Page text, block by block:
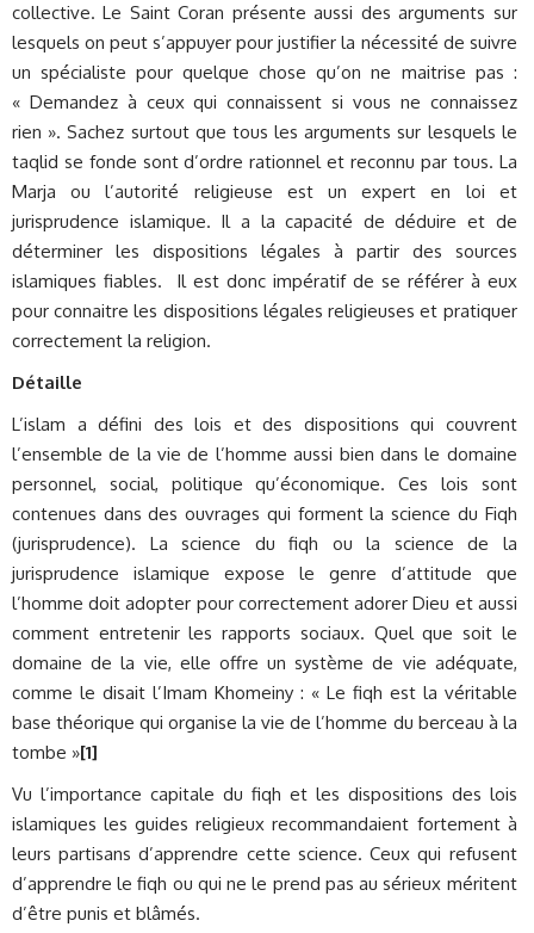
collective. Le Saint Coran présente aussi des arguments sur
lesquels on peut s’appuyer pour justifier la nécessité de suivre
un spécialiste pour quelque chose qu’on ne maitrise pas :
« Demandez à ceux qui connaissent si vous ne connaissez
rien ». Sachez surtout que tous les arguments sur lesquels le
taqlid se fonde sont d’ordre rationnel et reconnu par tous. La
Marja ou l’autorité religieuse est un expert en loi et
jurisprudence islamique. Il a la capacité de déduire et de
déterminer les dispositions légales à partir des sources
islamiques fiables. Il est donc impératif de se référer à eux
pour connaitre les dispositions légales religieuses et pratiquer
correctement la religion.
Détaille
L’islam a défini des lois et des dispositions qui couvrent
l’ensemble de la vie de l’homme aussi bien dans le domaine
personnel, social, politique qu’économique. Ces lois sont
contenues dans des ouvrages qui forment la science du Fiqh
(jurisprudence). La science du fiqh ou la science de la
jurisprudence islamique expose le genre d’attitude que
l’homme doit adopter pour correctement adorer Dieu et aussi
comment entretenir les rapports sociaux. Quel que soit le
domaine de la vie, elle offre un système de vie adéquate,
comme le disait l’Imam Khomeiny : « Le fiqh est la véritable
base théorique qui organise la vie de l’homme du berceau à la
tombe »[1]
Vu l’importance capitale du fiqh et les dispositions des lois
islamiques les guides religieux recommandaient fortement à
leurs partisans d’apprendre cette science. Ceux qui refusent
d’apprendre le fiqh ou qui ne le prend pas au sérieux méritent
d’être punis et blâmés.